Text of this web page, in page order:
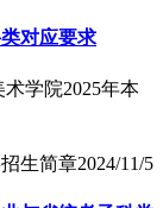
对应要求
学院2025年本
生简章2024/11/5